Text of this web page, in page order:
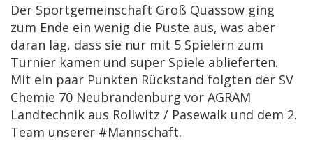
Der Sportgemeinschaft Groß Quassow ging
zum Ende ein wenig die Puste aus, was aber
daran lag, dass sie nur mit 5 Spielern zum
Turnier kamen und super Spiele ablieferten.
Mit ein paar Punkten Rückstand folgten der SV
Chemie 70 Neubrandenburg vor AGRAM
Landtechnik aus Rollwitz / Pasewalk und dem 2.
Team unserer #Mannschaft.